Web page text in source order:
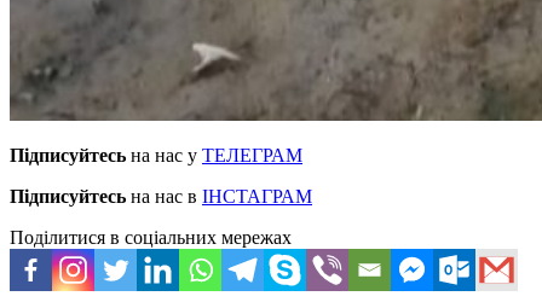
Підписуйтесь на нас у ТЕЛЕГРАМ
Підписуйтесь на нас в ІНСТАГРАМ
Поділитися в соціальних мережах